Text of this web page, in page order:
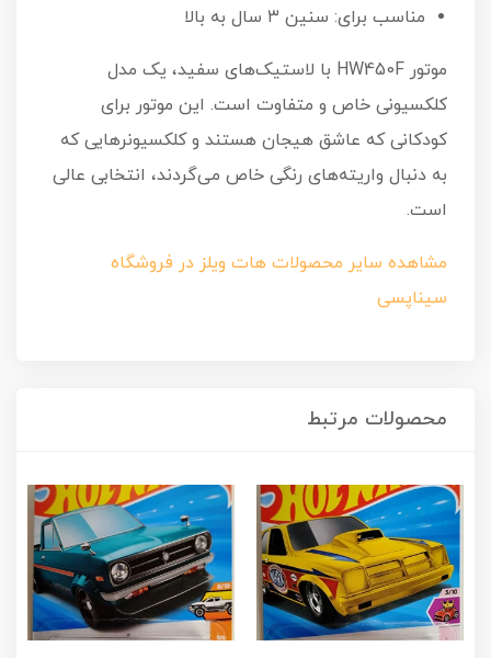
مناسب برای: سنین ۳ سال به بالا
موتور HW450F با لاستیک‌های سفید، یک مدل
کلکسیونی خاص و متفاوت است. این موتور برای
کودکانی که عاشق هیجان هستند و کلکسیونر‌هایی که
به دنبال واریته‌های رنگی خاص می‌گردند، انتخابی عالی
است.
مشاهده سایر محصولات هات ویلز در فروشگاه
سیناپسی
محصولات مرتبط